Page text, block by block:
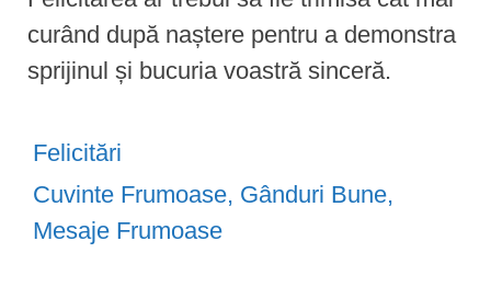
curând după naștere pentru a demonstra
sprijinul și bucuria voastră sinceră.
Felicitări
Cuvinte Frumoase, Gânduri Bune,
Mesaje Frumoase